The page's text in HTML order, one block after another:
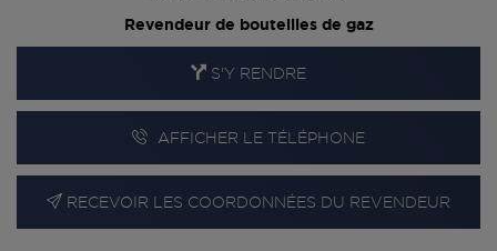
Revendeur de bouteilles de gaz
S'Y RENDRE
AFFICHER LE TÉLÉPHONE
RECEVOIR LES COORDONNÉES DU REVENDEUR